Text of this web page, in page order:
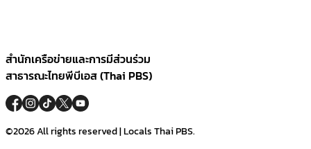
สำนักเครือข่ายและการมีส่วนร่วม
สาธารณะไทยพีบีเอส (Thai PBS)
©2026 All rights reserved | Locals Thai PBS.